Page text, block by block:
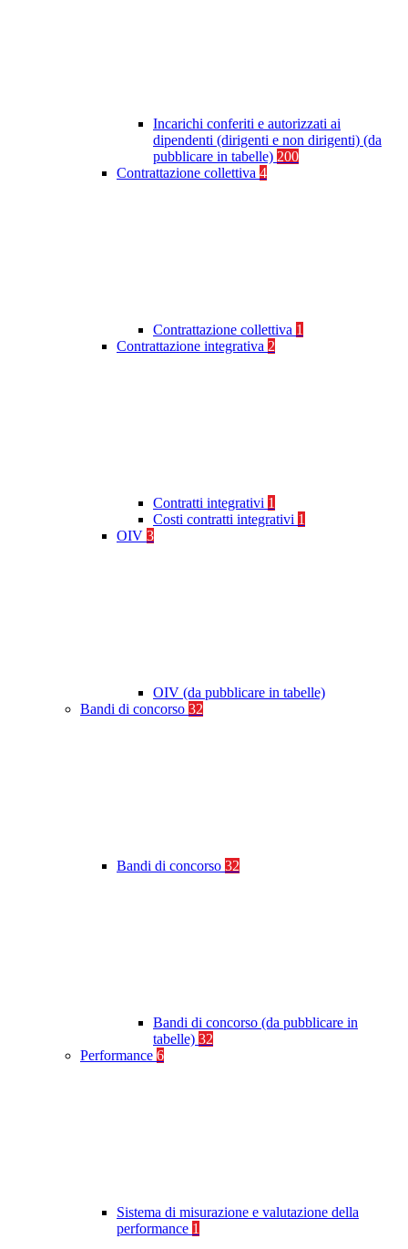
Incarichi conferiti e autorizzati ai
dipendenti (dirigenti e non dirigenti) (da
pubblicare in tabelle) 200
Contrattazione collettiva 4
Contrattazione collettiva 1
Contrattazione integrativa 2
Contratti integrativi 1
Costi contratti integrativi 1
OIV 3
OIV (da pubblicare in tabelle)
Bandi di concorso 32
Bandi di concorso 32
Bandi di concorso (da pubblicare in
tabelle) 32
Performance 6
Sistema di misurazione e valutazione della
performance 1